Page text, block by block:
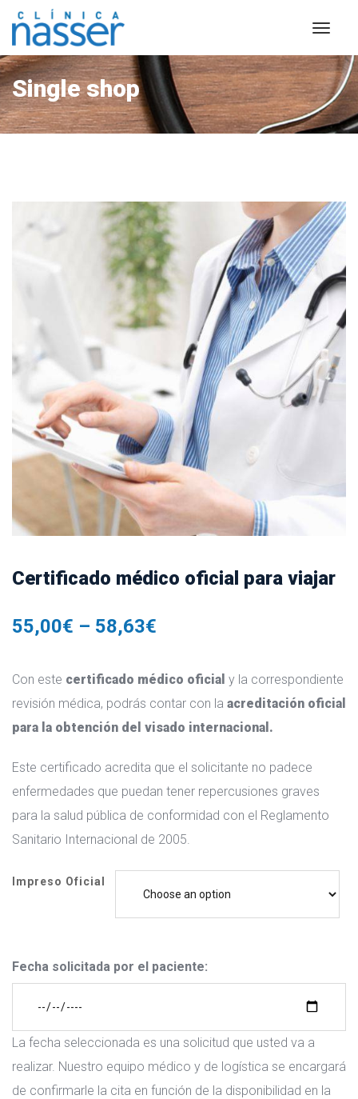
Single shop
Certificado médico oficial para viajar
55,00€ – 58,63€
Con este certificado médico oficial y la correspondiente
revisión médica, podrás contar con la acreditación oficial
para la obtención del visado internacional.
Este certificado acredita que el solicitante no padece
enfermedades que puedan tener repercusiones graves
para la salud pública de conformidad con el Reglamento
Sanitario Internacional de 2005.
Impreso Oficial
Fecha solicitada por el paciente:
La fecha seleccionada es una solicitud que usted va a
realizar. Nuestro equipo médico y de logística se encargará
de confirmarle la cita en función de la disponibilidad en la